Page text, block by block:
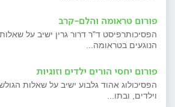
פורום טראומה והלם-קרב
הפסיכותרפיסט ד"ר דרור גרין ישיב על
הנוגעים בטראומה...
פורום יחסי הורים ילדים וזוגיות
הפסיכולוג אהוד גלבוע ישיב על שאלות
וילדים, ובתו...